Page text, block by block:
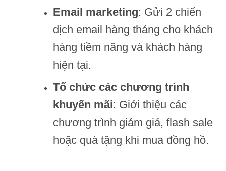
Email marketing: Gửi 2 chiến
dịch email hàng tháng cho khách
hàng tiềm năng và khách hàng
hiện tại.
Tổ chức các chương trình
khuyến mãi: Giới thiệu các
chương trình giảm giá, flash sale
hoặc quà tặng khi mua đồng hồ.